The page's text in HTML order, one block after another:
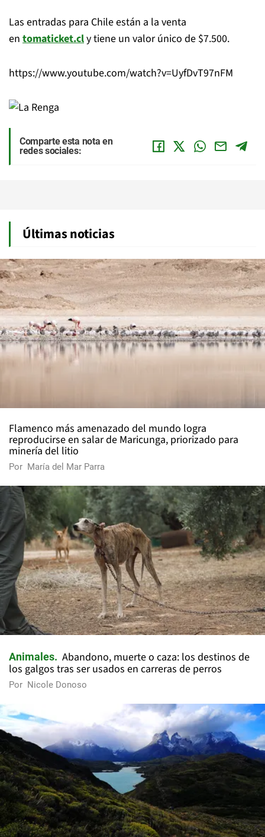
Las entradas para Chile están a la venta
en tomaticket.cly tiene un valor único de $7.500.
https://www.youtube.com/watch?v=UyfDvT97nFM
Comparte esta nota en
redes sociales:
Últimas noticias
Flamenco más amenazado del mundo logra
reproducirse en salar de Maricunga, priorizado para
minería del litio
Por María del Mar Parra
Animales
Abandono, muerte o caza: los destinos de
los galgos tras ser usados en carreras de perros
Por Nicole Donoso